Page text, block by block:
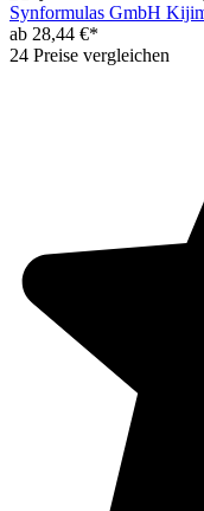
Synformulas GmbH
ab 28,44 €*
24 Preise vergleichen